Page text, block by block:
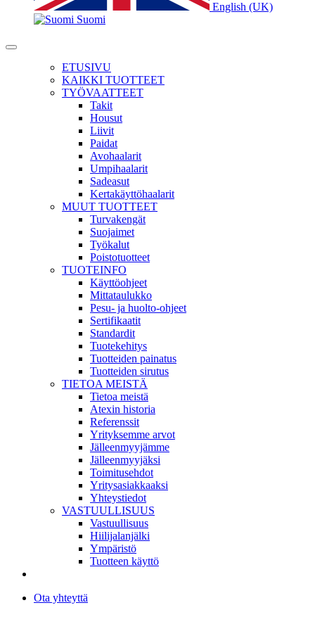
English (UK)
Suomi
ETUSIVU
KAIKKI TUOTTEET
TYÖVAATTEET
Takit
Housut
Liivit
Paidat
Avohaalarit
Umpihaalarit
Sadeasut
Kertakäyttöhaalarit
MUUT TUOTTEET
Turvakengät
Suojaimet
Työkalut
Poistotuotteet
TUOTEINFO
Käyttöohjeet
Mittataulukko
Pesu- ja huolto-ohjeet
Sertifikaatit
Standardit
Tuotekehitys
Tuotteiden painatus
Tuotteiden sirutus
TIETOA MEISTÄ
Tietoa meistä
Atexin historia
Referenssit
Yrityksemme arvot
Jälleenmyyjämme
Jälleenmyyjäksi
Toimitusehdot
Yritysasiakkaaksi
Yhteystiedot
VASTUULLISUUS
Vastuullisuus
Hiilijalanjälki
Ympäristö
Tuotteen käyttö
Ota yhteyttä